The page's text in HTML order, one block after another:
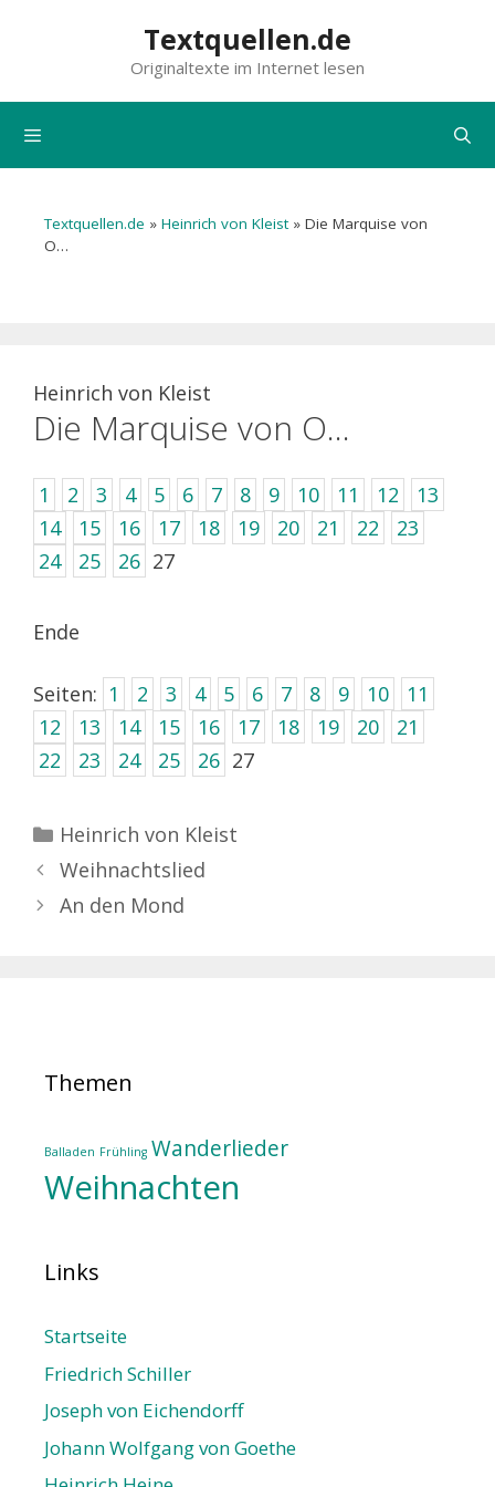
Textquellen.de
Originaltexte im Internet lesen
Textquellen.de » Heinrich von Kleist» Die Marquise von
O…
Heinrich von Kleist
Die Marquise von O…
1 2 3 4 5 6 7 8 9 10 11 12
13
14
15 16 17 18 19 20 21 22
23
24
25 26 27
Ende
Seiten: 1 2 3 4 5 6 7 8 9 10
11
12
13 14 15 16 17 18 19 20
21
22
23 24 25 26 27
Kategorien
Heinrich von Kleist
Weihnachtslied
An den Mond
Themen
Balladen Frühling Wanderlieder
Weihnachten
Links
Startseite
Friedrich Schiller
Joseph von Eichendorff
Johann Wolfgang von Goethe